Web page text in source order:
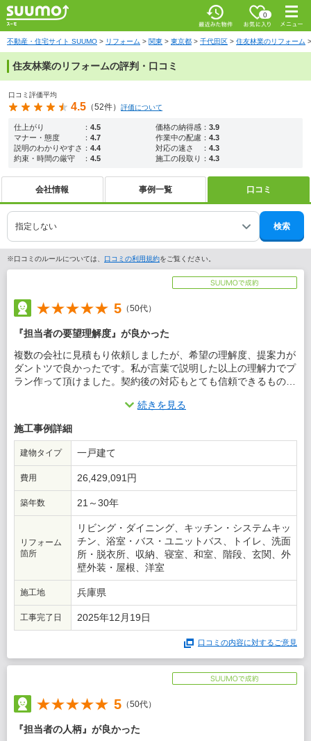
最近みた
物件
お気に入
0
メニ
ュー
不動産・住宅サイト SUUMO リフォーム 関東 東京都 千代田区 住友林業のリフォーム
住友林業のリフォームの評判・口コミ
口コミ評価平均
4.5 （52件） 評価について
仕上がり ： 4.5
マナー・態度
： 4.7
説明のわかりやすさ ： 4.4
約束・時間の厳守
： 4.5
価格の納得感 ： 3.9
作業中の配慮 ： 4.3
対応の速さ
： 4.3
施工の段取り ： 4.3
会社情報 事例一覧 口コミ
検索
※口コミのルールについては、 口コミの利用規約をご覧ください。
5 （50代）
『担当者の要望理解度』が良かった
複数の会社に見積もり依頼しましたが、希望の理解度、提案力が
ダントツで良かったです。私が言葉で説明した以上の理解力でプ
ラン作って頂けました。契約後の対応もとても信頼できるもので
アドバイスや提案をして頂きました。現場監督、大工さんもとて
社を選んで心から良かったと思います。
この会社に決めた理由
勝手に思い込んでいました。実際にお会いして希望内容を伝えて
初めてプランを見せて頂いたら訂正箇所はなく、それ以上の出来
栄えでした。そして見積もりも意外と予算内で収まったので、こ
ちらの会社に決めました。
続きを見る
施工事例詳細
建物タイプ 一戸建て
費用 26,429,091円
築年数 21～30年
リフォーム
箇所
リビング・ダイニング、キッチン・システムキッ
チン、浴室・バス・ユニットバス、トイレ、洗面
所・脱衣所、収納、寝室、和室、階段、玄関、外
壁外装・屋根、洋室
施工地 兵庫県
工事完了日 2025年12月19日
口コミの内容に対するご意見
5 （50代）
『担当者の人柄』が良かった